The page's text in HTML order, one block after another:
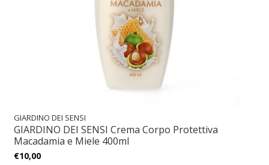
GIARDINO DEI SENSI
GIARDINO DEI SENSI Crema Corpo Protettiva
Macadamia e Miele 400ml
€10,00